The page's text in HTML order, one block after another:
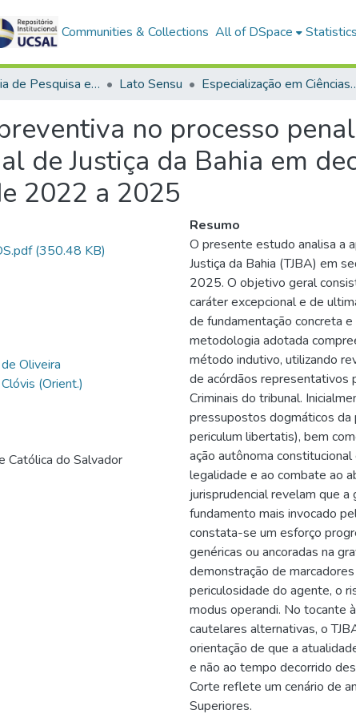
Communities & Collections All of DSpace Statistics
Pró-Reitoria de Pesquisa e Pós-Graduação > Stricto Sensu Lato Sensu Especialização
no processo
de Justiça da Bahia em
2022 a 2025
(350.48 KB)
Oliveira
(Orient.)
Católica do Salvador
Resumo
O presente estudo analisa a
Justiça da Bahia (TJBA) em
2025. O objetivo geral
caráter excepcional e de
de fundamentação concreta
metodologia adotada
método indutivo, utilizando
de acórdãos representativos
Criminais do tribunal.
pressupostos dogmáticos da
periculum libertatis), bem
ação autônoma
legalidade e ao combate ao
jurisprudencial revelam que
fundamento mais invocado
constata-se um esforço
genéricas ou ancoradas na
demonstração de
periculosidade do agente, o
modus operandi. No tocante
cautelares alternativas, o
orientação de que a
e não ao tempo decorrido
Corte reflete um cenário de
Superiores.